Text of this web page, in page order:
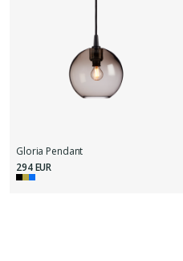
Gloria Pendant
294 EUR